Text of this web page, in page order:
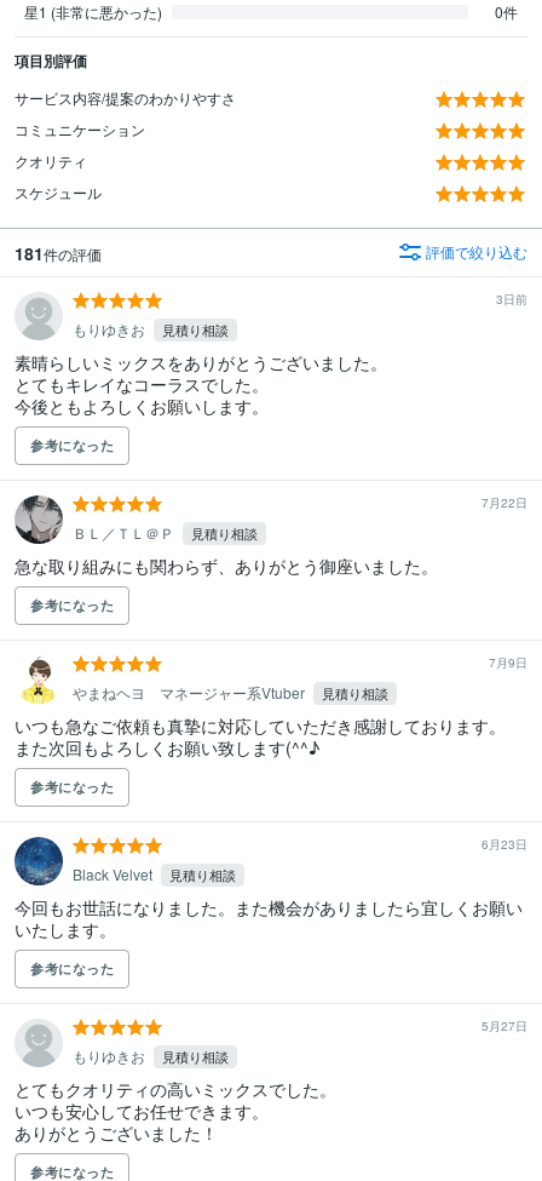
星1 (非常に悪かった)
0件
項目別評価
サービス内容/提案のわかりやすさ
コミュニケーション
クオリティ
スケジュール
181件の評価 評価で絞り込む
3日前
もりゆきお 見積り相談
素晴らしいミックスをありがとうございました。
とてもキレイなコーラスでした。
今後ともよろしくお願いします。
参考になった
7月22日
ＢＬ／ＴＬ＠Ｐ 見積り相談
急な取り組みにも関わらず、ありがとう御座いました。
参考になった
7月9日
やまねヘヨ マネージャー系Vtuber 見積り相談
いつも急なご依頼も真摯に対応していただき感謝しております。
また次回もよろしくお願い致します(^^♪
参考になった
6月23日
Black Velvet 見積り相談
今回もお世話になりました。また機会がありましたら宜しくお願い
いたします。
参考になった
5月27日
もりゆきお 見積り相談
とてもクオリティの高いミックスでした。
いつも安心してお任せできます。
参考になった